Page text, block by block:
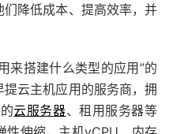
降低成本、提高效率，并
来搭建什么类型的应用”的
提云主机应用的服务商，拥
云服务器、租用服务器等